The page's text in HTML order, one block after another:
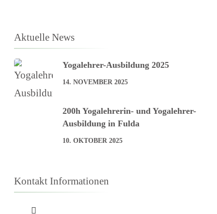
Aktuelle News
Yogalehrer-Ausbildung 2025
14. NOVEMBER 2025
200h Yogalehrerin- und Yogalehrer-
Ausbildung in Fulda
10. OKTOBER 2025
Kontakt Informationen